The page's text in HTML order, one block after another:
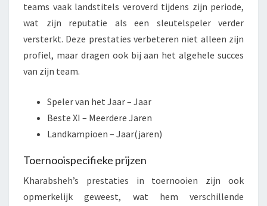
teams vaak landstitels veroverd tijdens zijn periode,
wat zijn reputatie als een sleutelspeler verder
versterkt. Deze prestaties verbeteren niet alleen zijn
profiel, maar dragen ook bij aan het algehele succes
van zijn team.
Speler van het Jaar – Jaar
Beste XI – Meerdere Jaren
Landkampioen – Jaar(jaren)
Toernooispecifieke prijzen
Kharabsheh’s prestaties in toernooien zijn ook
opmerkelijk geweest, wat hem verschillende